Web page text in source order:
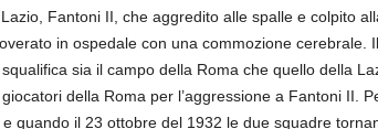
Fantoni II, che aggredito alle spalle e colpito
in ospedale con una commozione cerebrale.
sia il campo della Roma che quello della
della Roma per l’aggressione a Fantoni II.
quando il 23 ottobre del 1932 le due squadre